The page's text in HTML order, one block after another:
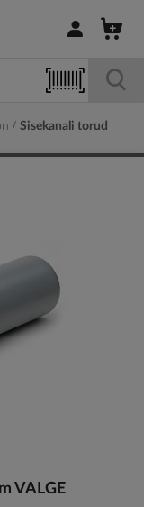
Logi sisse /
Sisekanali torud
VALGE